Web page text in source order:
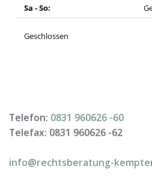
Sa - So:
Geschlossen
Telefon: 0831 960626 -60
Telefax: 0831 960626 -62
info@rechtsberatung-